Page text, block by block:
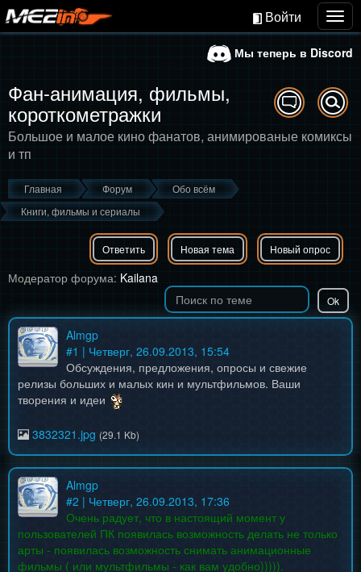
Войти
Мы теперь в Discord
Фан-анимация, фильмы,
короткометражки
Большое и малое кино фанатов, анимированые комиксы
и тп
Главная Форум
Обо всём
Книги, фильмы и сериалы
Ответить Новая тема Новый опрос
Модератор форума: Kailana
Almgp
#1 | Четверг, 26.09.2013, 15:54
Обсуждения, предложения, опросы и свежие
релизы больших и малых кин и мультфильмов. Ваши
творения и идеи
3832321.jpg (29.1 Kb)
Almgp
#2 | Четверг, 26.09.2013, 17:36
Очень радует, что в настоящий момент у
пользователей ПК появилась возможность делать не только
арты - появилась возможность снимать анимационные
фильмы ( или мультфильмы - как вам удобно))))).